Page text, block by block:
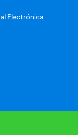
Electrónica